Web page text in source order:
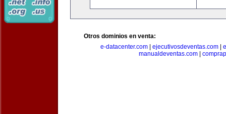
Otros dominios en venta:
e-datacenter.com| ejecutivosdeventas.com|
manualdeventas.com|